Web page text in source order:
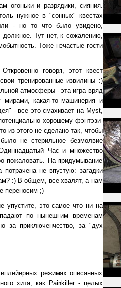
огоньки и разрядики, сияния.
нужное в "сонных" квестах
- но то что было увидено,
должное. Тут нет, к сожалению,
Тоже нечастые гости
говоря, этот квест
тренированные извилины :)
атмосферы - эта игра вряд
мирами, какая-то машинерия и
- все это смахивает на Myst,
хорошему фэнтэзи-
из этого не сделано так, чтобы
не стерильное безмолвие
Час и множество
пожаловать. На придумывание
потрачена не впустую: загадки
:) В общем, все хвалят, а нам
переносим ;)
упустите, это самое что ни на
по нынешним временам
за приключенчество, за "дух
режимах описанных
хита, как Painkiller - целых